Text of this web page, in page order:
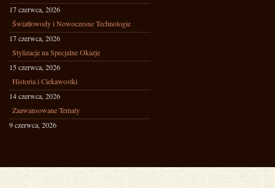
17 czerwca, 2026
Światłowody i Nowoczesne Technologie
17 czerwca, 2026
Stylizacje na Specjalne Okazje
15 czerwca, 2026
Historia i Ciekawostki
14 czerwca, 2026
Zaawansowane Tematy
9 czerwca, 2026